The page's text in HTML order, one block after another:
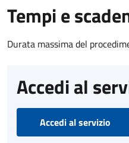
Tempi e
Durata massima del
Accedi al
Accedi al servizio